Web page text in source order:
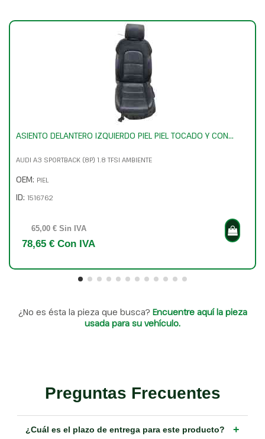
ASIENTO DELANTERO IZQUIERDO PIEL PIEL TOCADO Y CON...
AUDI A3 SPORTBACK (8P) 1.8 TFSI AMBIENTE
OEM: PIEL
ID: 1516762
65,00 € Sin IVA
78,65 € Con IVA
¿No es ésta la pieza que busca? Encuentre aquí la pieza
usada para su vehículo.
Preguntas Frecuentes
¿Cuál es el plazo de entrega para este producto? +